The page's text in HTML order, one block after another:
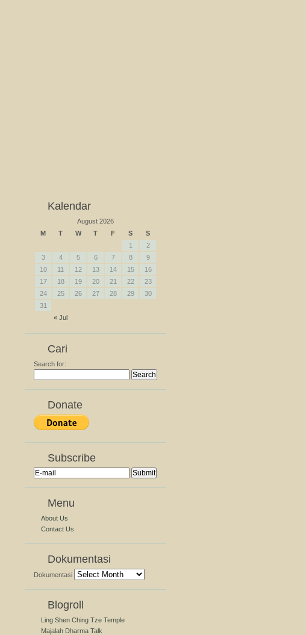
Kalendar
August 2026
M
T W T F S S
« Jul
1
2
3
4 5 6 7 8
9
10
11 12 13 14 15
16
17
18 19 20 21 22
23
24
25 26 27 28 29
30
31
Cari
Search for:
Donate
Subscribe
Menu
About Us
Contact Us
Dokumentasi
Dokumentasi
Blogroll
Ling Shen Ching Tze Temple
Majalah Dharma Talk